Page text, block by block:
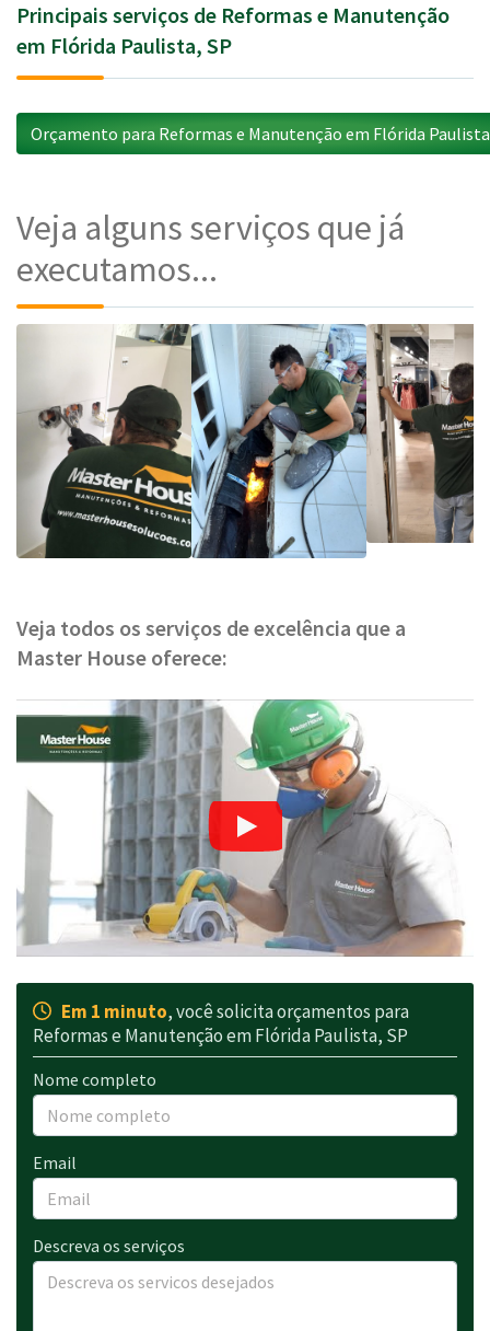
Principais serviços de Reformas e Manutenção
em Flórida Paulista, SP
Orçamento para Reformas e Manutenção em Flórida
Veja alguns serviços que já
executamos...
Veja todos os serviços de excelência que a
Master House oferece:
Em 1 minuto, você solicita orçamentos para
Reformas e Manutenção em Flórida Paulista, SP
Nome completo
Email
Descreva os serviços